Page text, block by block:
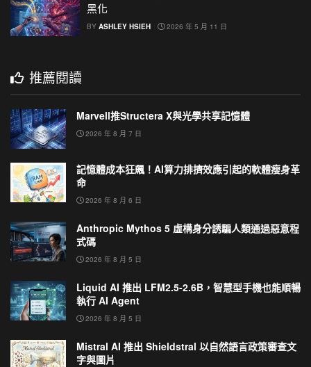
黑化
BY ASHLEY HSIEH 2026 年 5 月 11 日
推薦閱讀
Marvell推Structera X與光學共享記憶體
2026 年 8 月 7 日
記憶體成本狂飆！AI算力排擠效應引起的軟體瘦身革
命
2026 年 8 月 6 日
Anthropic Mythos 5 虛構身分誘騙人類通過惡意程
式碼
2026 年 8 月 5 日
Liquid AI 推出 LFM2.5-2.6B，智慧型手機也能順暢
執行 AI Agent
2026 年 8 月 5 日
Mistral AI 推出 Shieldstral 以自然語言政策審查文
字與圖片